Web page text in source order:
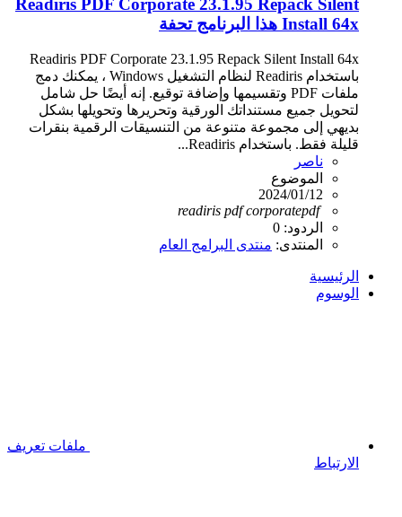
Readiris PDF Corporate 23.1.95 Repack Silent
Install 64x هذا البرنامج تحفة
Readiris PDF Corporate 23.1.95 Repack Silent Install 64x
باستخدام Readiris لنظام التشغيل Windows ، يمكنك دمج
ملفات PDF وتقسيمها وإضافة توقيع. إنه أيضًا حل شامل
لتحويل جميع مستنداتك الورقية وتحريرها وتحويلها بشكل
بديهي إلى مجموعة متنوعة من التنسيقات الرقمية بنقرات
قليلة فقط. باستخدام Readiris...
ناصر
الموضوع
2024/01/12
pdf
readiris pdf corporate
الردود: 0
المنتدى: منتدى البرامج العام
الرئيسية
الوسوم
ملفات تعريف
الارتباط